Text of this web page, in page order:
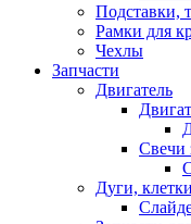
Подставки,
Рамки для
Чехлы
Запчасти
Двигатель
Свечи
Дуги,